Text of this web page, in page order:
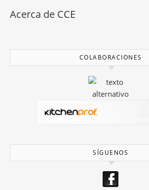
Acerca de CCE
COLABORACIONES
SÍGUENOS